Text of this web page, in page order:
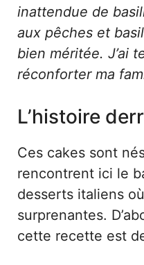
inattendue de
aux pêches et
bien méritée. J’ai
réconforter ma
L’histoire
Ces cakes sont
rencontrent ici le
desserts italiens
surprenantes.
cette recette est